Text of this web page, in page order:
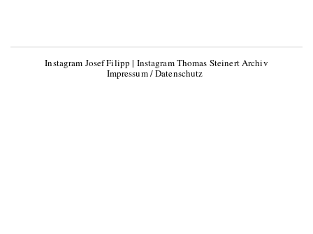
Instagram Josef Filipp | Instagram Thomas Steinert Archiv
Impressum / Datenschutz